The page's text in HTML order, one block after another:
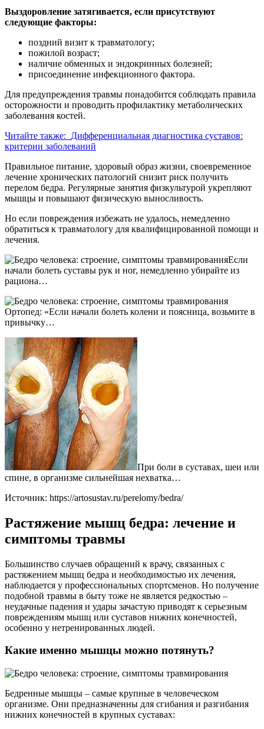
Выздоровление затягивается, если присутствуют
следующие факторы:
поздний визит к травматологу;
пожилой возраст;
наличие обменных и эндокринных болезней;
присоединение инфекционного фактора.
Для предупреждения травмы понадобится соблюдать правила
осторожности и проводить профилактику метаболических
заболевания костей.
Читайте также: Дифференциальная диагностика суставов:
критерии заболеваний
Правильное питание, здоровый образ жизни, своевременное
лечение хронических патологий снизит риск получить
перелом бедра. Регулярные занятия физкультурой укрепляют
мышцы и повышают физическую выносливость.
Но если повреждения избежать не удалось, немедленно
обратиться к травматологу для квалифицированной помощи и
лечения.
Если
начали болеть суставы рук и ног, немедленно убирайте из
рациона…
Ортопед: «Если начали болеть колени и поясница, возьмите в
привычку…
При боли в суставах, шеи или
спине, в организме сильнейшая нехватка…
Источник: https://artosustav.ru/perelomy/bedra/
Растяжение мышц бедра: лечение и
симптомы травмы
Большинство случаев обращений к врачу, связанных с
растяжением мышц бедра и необходимостью их лечения,
наблюдается у профессиональных спортсменов. Но получение
подобной травмы в быту тоже не является редкостью –
неудачные падения и удары зачастую приводят к серьезным
повреждениям мышц или суставов нижних конечностей,
особенно у нетренированных людей.
Какие именно мышцы можно потянуть?
Бедренные мышцы – самые крупные в человеческом
организме. Они предназначенны для сгибания и разгибания
нижних конечностей в крупных суставах: